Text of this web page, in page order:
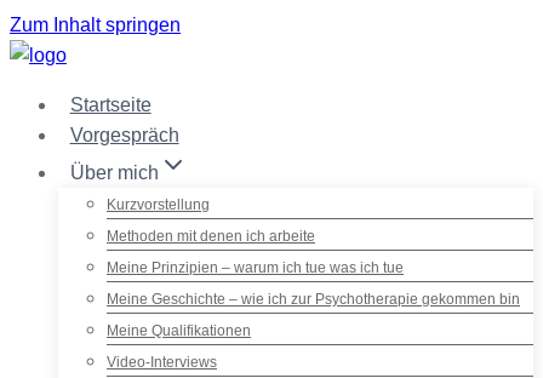
Zum Inhalt springen
Startseite
Vorgespräch
Über mich
Kurzvorstellung
Methoden mit denen ich arbeite
Meine Prinzipien – warum ich tue was ich tue
Meine Geschichte – wie ich zur Psychotherapie gekommen bin
Meine Qualifikationen
Video-Interviews